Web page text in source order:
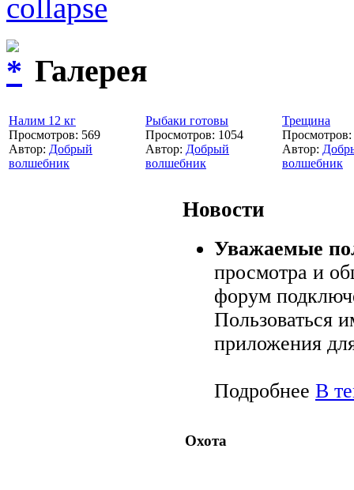
Галерея
Налим 12 кг
Просмотров: 569
Автор: Добрый
волшебник
Рыбаки готовы
Просмотров: 1054
Автор: Добрый
волшебник
Трещина
Просмотров:
Автор:
волшебник
Новости
Уважаемые
просмотра и
форум
Пользоваться
приложения
Подробнее В
Охота